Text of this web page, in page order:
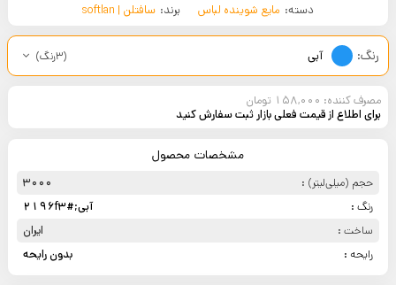
دسته: مایع شوینده لباس برند: سافتلن | softlan
رنگ: آبی (3رنگ)
مصرف کننده: 158,000 تومان
برای اطلاع از قیمت فعلی بازار ثبت سفارش کنید
مشخصات محصول
حجم (میلی‌لیتر) :
3000
رنگ :
آبی;#2196f3
ساخت :
ایران
رایحه :
بدون رایحه